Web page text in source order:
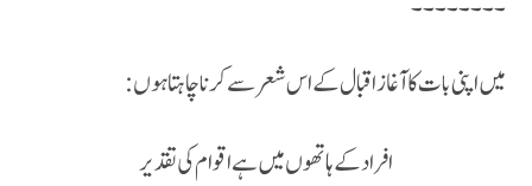
میں اپنی بات کا آغاز اقبال کے اس شعر سے کرنا چاہتاہوں :
افراد کے ہاتھوں میں ہے اقوام کی تقدیر